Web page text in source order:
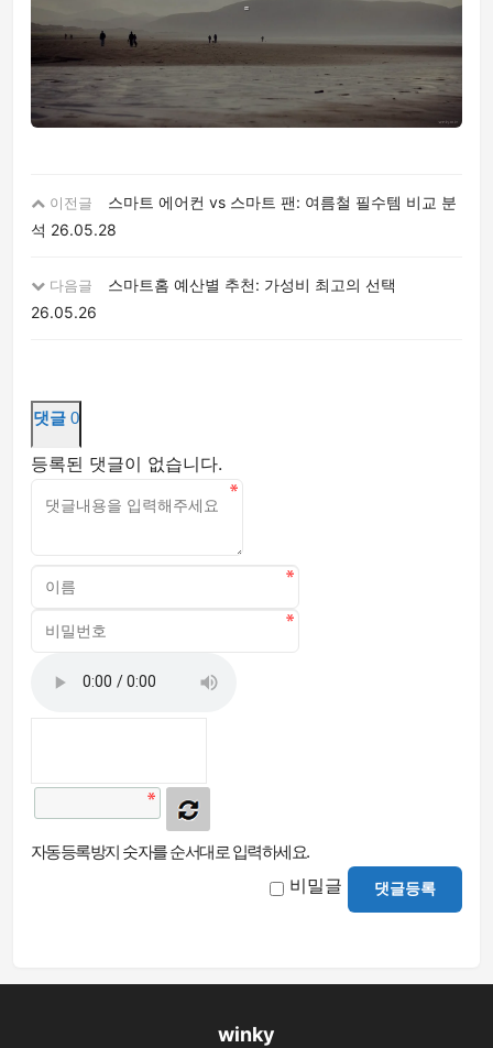
이전글
스마트 에어컨 vs 스마트 팬: 여름철 필수템 비교 분
석 26.05.28
다음글
스마트홈 예산별 추천: 가성비 최고의 선택
26.05.26
댓글 0
등록된 댓글이 없습니다.
자동등록방지 숫자를 순서대로 입력하세요.
비밀글 댓글등록
winky